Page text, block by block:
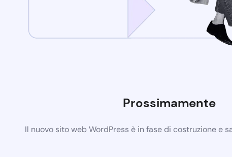
Prossimamente
Il nuovo sito web WordPress è in fase di costruzione e